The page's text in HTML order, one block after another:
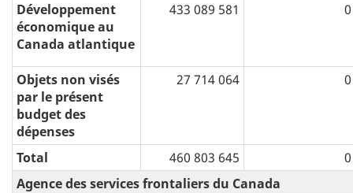
Développement
économique au
Canada atlantique
433 089 581 0
Objets non visés
par le présent
budget des
dépenses
27 714 064 0
Total 460 803 645
0
Agence des services frontaliers du Canada